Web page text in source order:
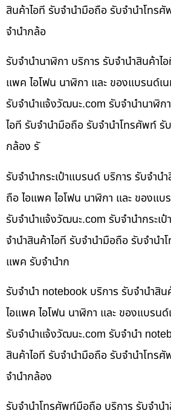
สินค้าไอที รับจำนำมือถือ รับจำนำโทร
จำนำกล้อ
รับจำนำนาฬิกา บริการ รับจำนำสินค้าไ
แพค ไอโฟน นาฬิกา และ ของแบรนด์เ
รับจํานําแจ้งวัฒนะ.com รับจำนำนาฬิก
ไอที รับจำนำมือถือ รับจำนำโทรศัพท์ รั
กล้อง รั
รับจำนำกระเป๋าแบรนด์ บริการ รับจำน
ถือ ไอแพค ไอโฟน นาฬิกา และ ของแบ
รับจํานําแจ้งวัฒนะ.com รับจำนำกระเ
จำนำสินค้าไอที รับจำนำมือถือ รับจำนำ
แพค รับจำนำก
รับจำนำ notebook บริการ รับจำนำสิ
ไอแพค ไอโฟน นาฬิกา และ ของแบรน
รับจํานําแจ้งวัฒนะ.com รับจำนำ
สินค้าไอที รับจำนำมือถือ รับจำนำโทร
จำนำกล้อง
รับจำนำโทรศัพท์มือถือ บริการ รับจำน